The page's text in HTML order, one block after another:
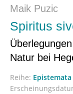
Maik Puzic
Spiritus
Natur bei
Reihe: